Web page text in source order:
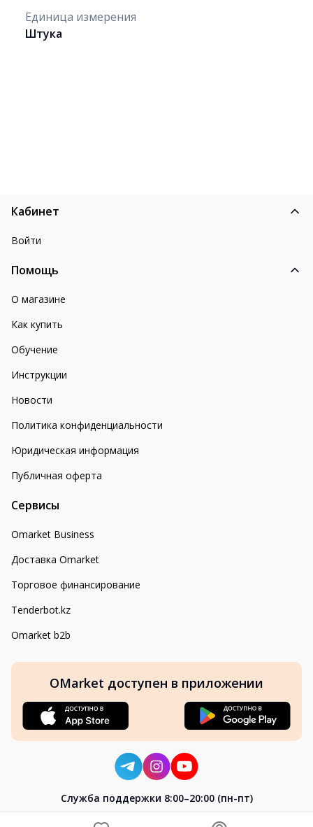
Единица измерения
Штука
Кабинет
Войти
Помощь
О магазине
Как купить
Обучение
Инструкции
Новости
Политика конфиденциальности
Юридическая информация
Публичная оферта
Сервисы
Omarket Business
Доставка Omarket
Торговое финансирование
Tenderbot.kz
Omarket b2b
OMarket доступен в приложении
Cлужба поддержки 8:00–20:00 (пн-пт)